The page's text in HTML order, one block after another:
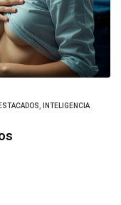
INTELIGENCIA